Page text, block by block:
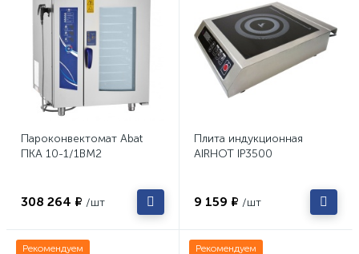
Пароконвектомат Abat
ПКА 10-1/1ВМ2
308 264 ₽ /шт
Плита индукционная
AIRHOT IP3500
9 159 ₽ /шт
Рекомендуем Рекомендуем